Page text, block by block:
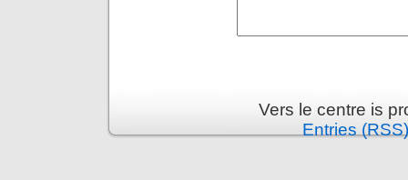
Vers le centre is
Entries (RSS)